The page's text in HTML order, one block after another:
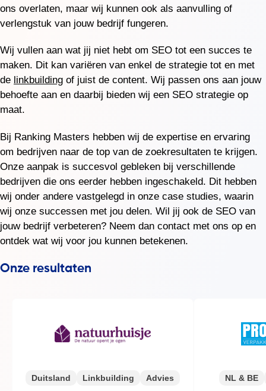
ons overlaten, maar wij kunnen ook als aanvulling of
verlengstuk van jouw bedrijf fungeren.
Wij vullen aan wat jij niet hebt om SEO tot een succes te
maken. Dit kan variëren van enkel de strategie tot en met
de linkbuilding of juist de content. Wij passen ons aan jouw
behoefte aan en daarbij bieden wij een SEO strategie op
maat.
Bij Ranking Masters hebben wij de expertise en ervaring
om bedrijven naar de top van de zoekresultaten te krijgen.
Onze aanpak is succesvol gebleken bij verschillende
bedrijven die ons eerder hebben ingeschakeld. Dit hebben
wij onder andere vastgelegd in onze case studies, waarin
wij onze successen met jou delen. Wil jij ook de SEO van
jouw bedrijf verbeteren? Neem dan contact met ons op en
ontdek wat wij voor jou kunnen betekenen.
Duitsland Linkbuilding Advies NL & BE